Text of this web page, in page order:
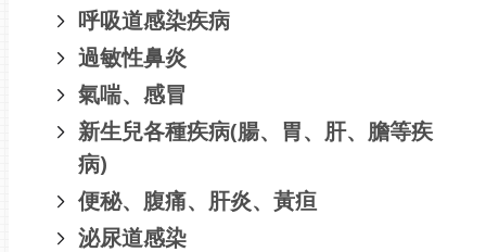
呼吸道感染疾病
過敏性鼻炎
氣喘、感冒
新生兒各種疾病(腸、胃、肝、膽等疾
病)
便秘、腹痛、肝炎、黃疸
泌尿道感染